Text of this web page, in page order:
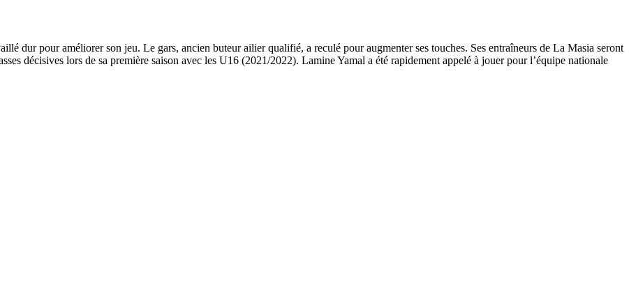
dur pour améliorer son jeu. Le gars, ancien buteur ailier qualifié, a reculé pour augmenter ses touches. Ses entraîneurs de La Masia seront
décisives lors de sa première saison avec les U16 (2021/2022). Lamine Yamal a été rapidement appelé à jouer pour l’équipe nationale